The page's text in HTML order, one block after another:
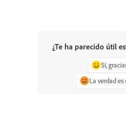
¿Te ha parecido útil
Sí,
La verdad es